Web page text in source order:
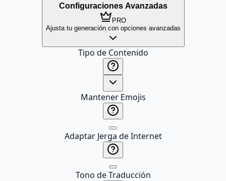
Configuraciones Avanzadas
PRO
Ajusta tu generación con opciones avanzadas
Tipo de Contenido
Mantener Emojis
Adaptar Jerga de Internet
Tono de Traducción